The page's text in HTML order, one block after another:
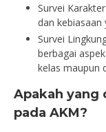
Survei
dan
Survei
berbagai
kelas maupun
Apakah yang
pada AKM?